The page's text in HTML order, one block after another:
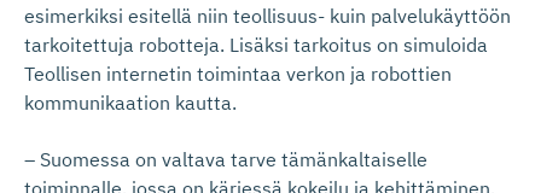
esimerkiksi esitellä niin teollisuus- kuin palvelukäyttöön
tarkoitettuja robotteja. Lisäksi tarkoitus on simuloida
Teollisen internetin toimintaa verkon ja robottien
kommunikaation kautta.
– Suomessa on valtava tarve tämänkaltaiselle
toiminnalle, jossa on kärjessä kokeilu ja kehittäminen,